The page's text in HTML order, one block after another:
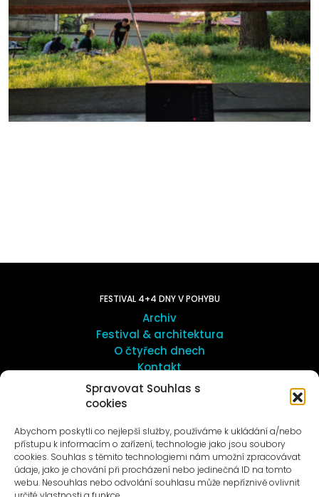
Spravovat Souhlas s
cookies
Abychom poskytli co nejlepší služby, používáme k ukládání a/nebo
přístupu k informacím o zařízení, technologie jako jsou soubory
cookies. Souhlas s těmito technologiemi nám umožní zpracovávat
údaje, jako je chování při procházení nebo jedinečná ID na tomto
webu. Nesouhlas nebo odvolání souhlasu může nepříznivě ovlivnit
FESTIVAL 4+4 DNY V POHYBU
Archiv
Festival & architektura
O čtyřech dnech
Kontakt
O umění v Motole